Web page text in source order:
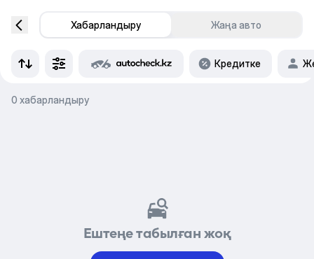
Хабарландыру Жаңа авто
Кредитке
0 хабарландыру
Ештеңе табылған жоқ